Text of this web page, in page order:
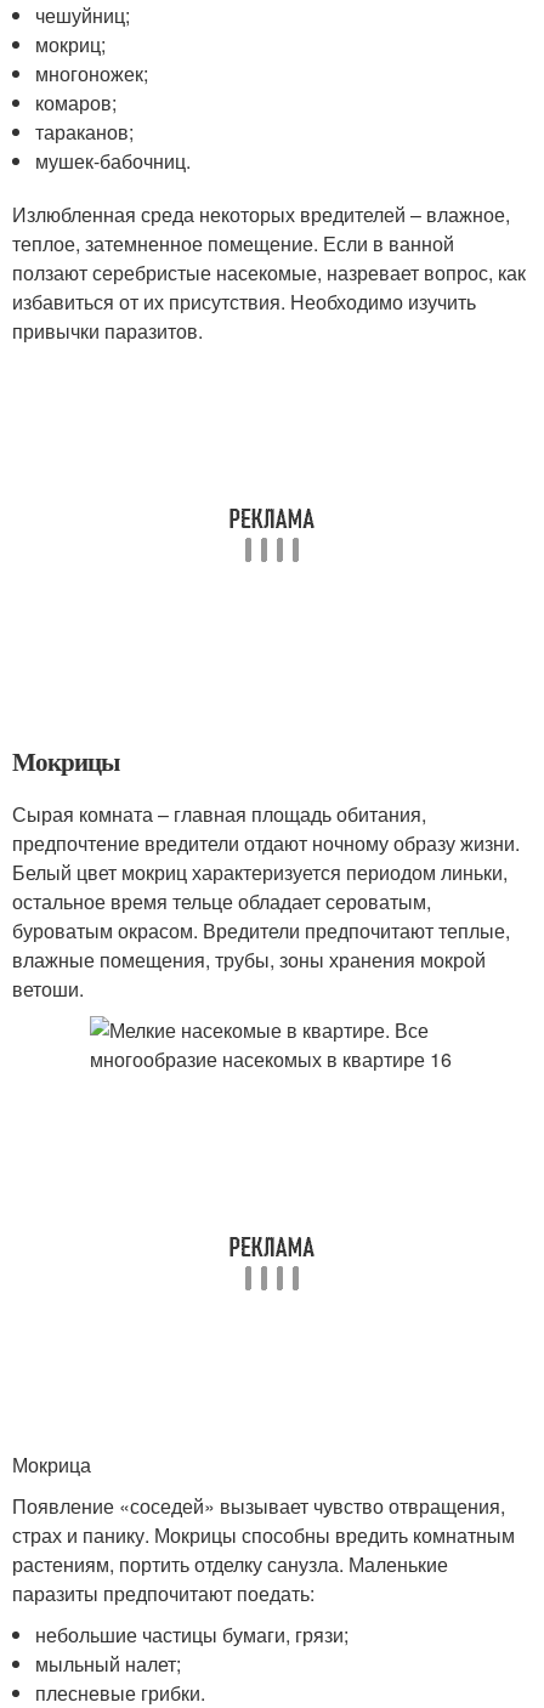
чешуйниц;
мокриц;
многоножек;
комаров;
тараканов;
мушек-бабочниц.
Излюбленная среда некоторых вредителей – влажное,
теплое, затемненное помещение. Если в ванной
ползают серебристые насекомые, назревает вопрос, как
избавиться от их присутствия. Необходимо изучить
привычки паразитов.
Мокрицы
Сырая комната – главная площадь обитания,
предпочтение вредители отдают ночному образу жизни.
Белый цвет мокриц характеризуется периодом линьки,
остальное время тельце обладает сероватым,
буроватым окрасом. Вредители предпочитают теплые,
влажные помещения, трубы, зоны хранения мокрой
ветоши.
Мокрица
Появление «соседей» вызывает чувство отвращения,
страх и панику. Мокрицы способны вредить комнатным
растениям, портить отделку санузла. Маленькие
паразиты предпочитают поедать:
небольшие частицы бумаги, грязи;
мыльный налет;
плесневые грибки.